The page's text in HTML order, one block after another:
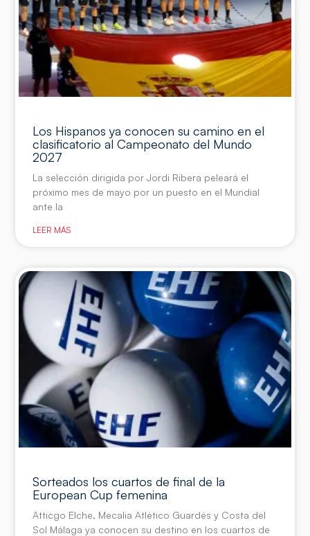
Los Hispanos ya conocen su camino en el
clasificatorio al Campeonato del Mundo
2027
La selección dirigida por Jordi Ribera peleará el
próximo mes de mayo por un puesto en el Mundial
ante la
LEER MÁS
Sorteados los cuartos de final de la
European Cup femenina
Atticgo Elche, Mecalia Atlético Guardés y Costa del
Sol Málaga ya conocen su destino en los cuartos de